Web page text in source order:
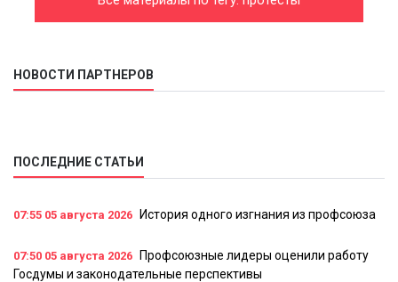
НОВОСТИ ПАРТНЕРОВ
ПОСЛЕДНИЕ СТАТЬИ
07:55 05 августа 2026 История одного изгнания из профсоюза
07:50 05 августа 2026
Профсоюзные лидеры оценили работу
Госдумы и законодательные перспективы